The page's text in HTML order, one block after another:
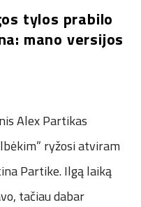
tylos prabilo
mano versijos
Alex Partikas
ryžosi atviram
Partike. Ilgą laiką
tačiau dabar